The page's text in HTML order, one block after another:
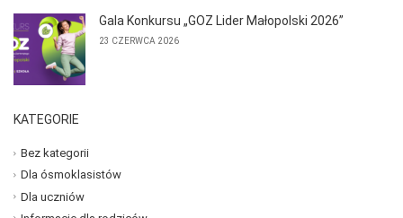
Gala Konkursu „GOZ Lider Małopolski 2026”
23 CZERWCA 2026
KATEGORIE
Bez kategorii
Dla ósmoklasistów
Dla uczniów